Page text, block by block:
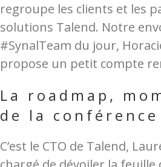
regroupe les clients et les
solutions Talend. Notre
#SynalTeam du jour,
propose un petit compte
La roadmap,
de la conférence
C’est le CTO de Talend,